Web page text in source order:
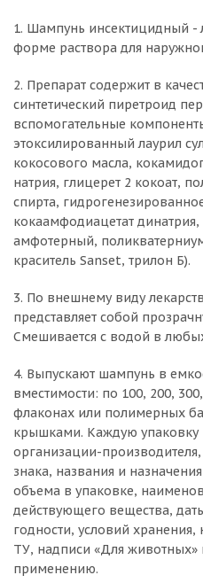
1. Шампунь инсектицидный -
форме раствора для
2. Препарат содержит в
синтетический пиретроид
вспомогательные
этоксилированный лаурил
кокосового масла,
натрия, глицерет 2 кокоат,
спирта,
кокаамфодиацетат
амфотерный,
краситель Sanset, трилон Б).
3. По внешнему виду
представляет собой
Смешивается с водой в
4. Выпускают шампунь в
вместимости: по 100, 200,
флаконах или полимерных
крышками. Каждую упаковку
организации-
знака, названия и
объема в упаковке,
действующего вещества,
годности, условий
ТУ, надписи «Для животных»
применению.